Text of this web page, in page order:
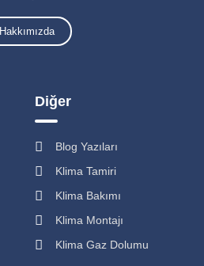
Hakkımızda
Diğer
Blog Yazıları
Klima Tamiri
Klima Bakımı
Klima Montajı
Klima Gaz Dolumu